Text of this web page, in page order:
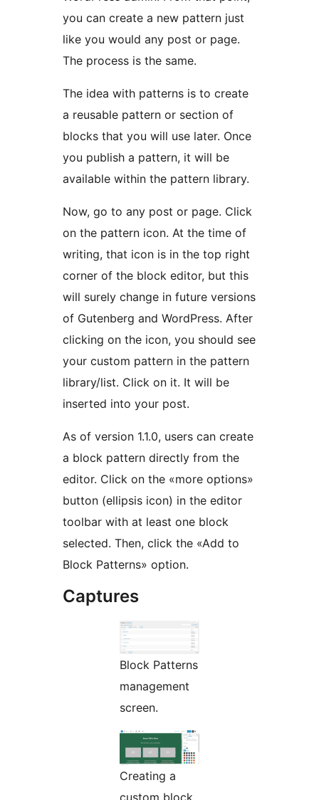
you can create a new pattern just
like you would any post or page.
The process is the same.
The idea with patterns is to create
a reusable pattern or section of
blocks that you will use later. Once
you publish a pattern, it will be
available within the pattern library.
Now, go to any post or page. Click
on the pattern icon. At the time of
writing, that icon is in the top right
corner of the block editor, but this
will surely change in future versions
of Gutenberg and WordPress. After
clicking on the icon, you should see
your custom pattern in the pattern
library/list. Click on it. It will be
inserted into your post.
As of version 1.1.0, users can create
a block pattern directly from the
editor. Click on the «more options»
button (ellipsis icon) in the editor
toolbar with at least one block
selected. Then, click the «Add to
Block Patterns» option.
Captures
Block Patterns
management
screen.
Creating a
custom block